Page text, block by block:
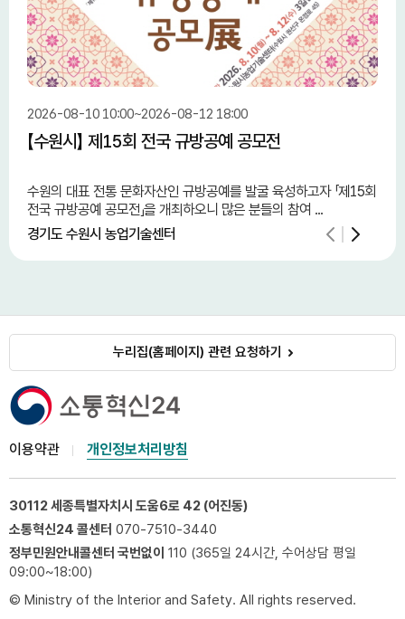
2026-08-10 10:00~2026-08-12 18:00
【수원시】 제15회 전국 규방공예 공모전
수원의 대표 전통 문화자산인 규방공예를 발굴 육성하고자 「제15회
전국 규방공예 공모전」을 개최하오니 많은 분들의 참여 ...
경기도 수원시 농업기술센터
누리집(홈페이지) 관련 요청하기
이용약관 개인정보처리방침
30112 세종특별자치시 도움6로 42 (어진동)
소통혁신24 콜센터 070-7510-3440
정부민원안내콜센터 국번없이 110 (365일 24시간, 수어상담 평일
09:00~18:00)
© Ministry of the Interior and Safety. All rights reserved.